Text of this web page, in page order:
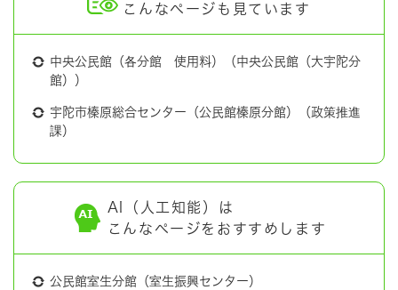
こんなページも見ています
中央公民館（各分館 使用料）（中央公民館（大宇陀分
館））
宇陀市榛原総合センター（公民館榛原分館）（政策推進
課）
AI（人工知能）は
こんなページをおすすめします
公民館室生分館（室生振興センター）